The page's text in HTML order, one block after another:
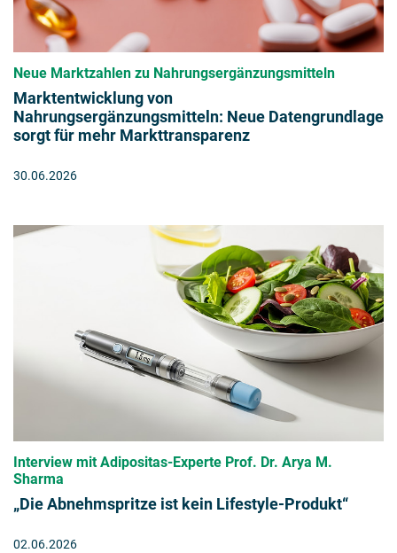
Neue Marktzahlen zu Nahrungsergänzungsmitteln
Marktentwicklung von
Nahrungsergänzungsmitteln: Neue Datengrundlage
sorgt für mehr Markttransparenz
30.06.2026
Interview mit Adipositas-Experte Prof. Dr. Arya M.
Sharma
„Die Abnehmspritze ist kein Lifestyle-Produkt“
02.06.2026